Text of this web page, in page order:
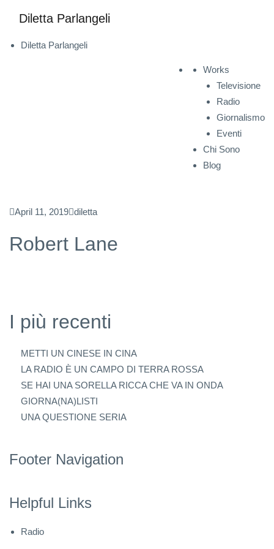
Diletta Parlangeli
Diletta Parlangeli
Works
Televisione
Radio
Giornalismo
Eventi
Chi Sono
Blog
April 11, 2019 diletta
Robert Lane
I più recenti
METTI UN CINESE IN CINA
LA RADIO È UN CAMPO DI TERRA ROSSA
SE HAI UNA SORELLA RICCA CHE VA IN ONDA
GIORNA(NA)LISTI
UNA QUESTIONE SERIA
Footer Navigation
Helpful Links
Radio